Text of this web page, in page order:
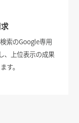
索のGoogle専用
、上位表示の成果
す。